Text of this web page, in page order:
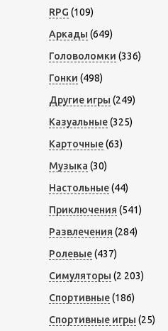
RPG (109)
Аркады (649)
Головоломки (336)
Гонки (498)
Другие игры (249)
Казуальные(325)
Карточные(63)
Музыка (30)
Настольные(44)
Приключения (541)
Развлечения (284)
Ролевые(437)
Симуляторы (2 203)
Спортивные(186)
Спортивные игры (25)